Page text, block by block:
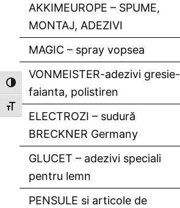
Toggle High Contrast
Toggle Font size
AKKIMEUROPE – SPUME,
MONTAJ, ADEZIVI
MAGIC – spray vopsea
VONMEISTER-adezivi gresie-
faianta, polistiren
ELECTROZI – sudură
BRECKNER Germany
GLUCET – adezivi speciali
pentru lemn
PENSULE si articole de